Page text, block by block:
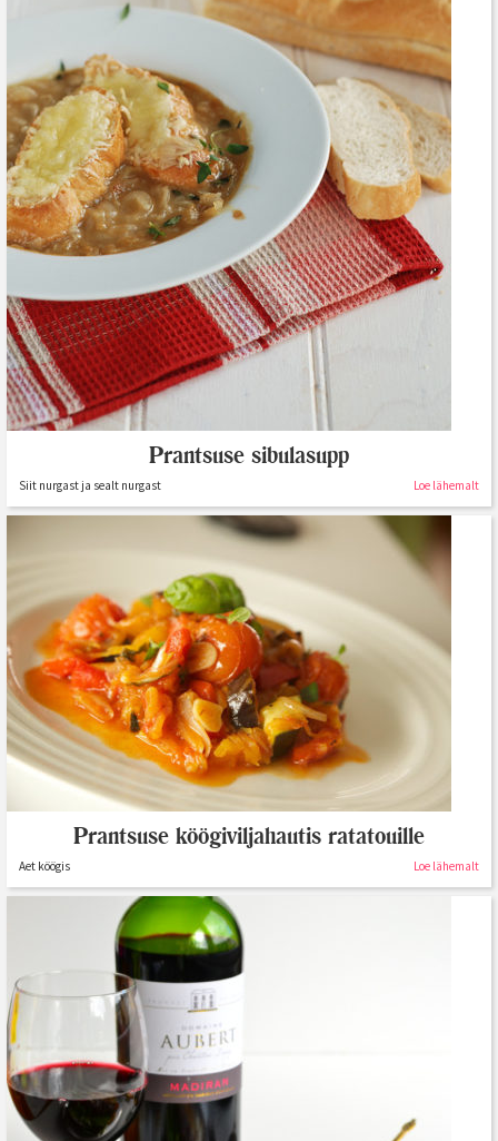
Prantsuse sibulasupp
Siit nurgast ja sealt nurgast Loe lähemalt
Prantsuse köögiviljahautis ratatouille
Aet köögis Loe lähemalt